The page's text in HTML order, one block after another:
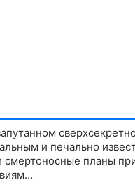
и печально
смертоносные планы